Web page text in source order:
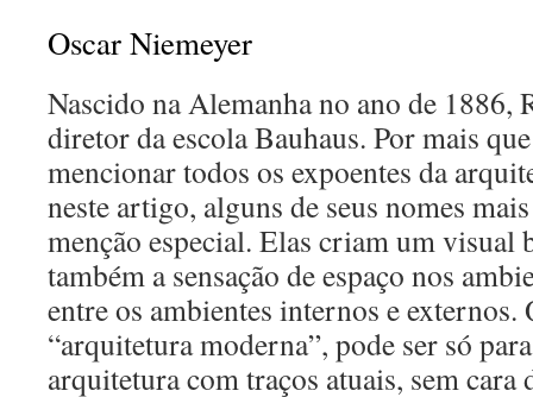
Oscar Niemeyer
Nascido na Alemanha no ano de 1886,
diretor da escola Bauhaus. Por mais
mencionar todos os expoentes da
neste artigo, alguns de seus nomes
menção especial. Elas criam um visual
também a sensação de espaço nos
entre os ambientes internos e externos.
“arquitetura moderna”, pode ser só
arquitetura com traços atuais, sem